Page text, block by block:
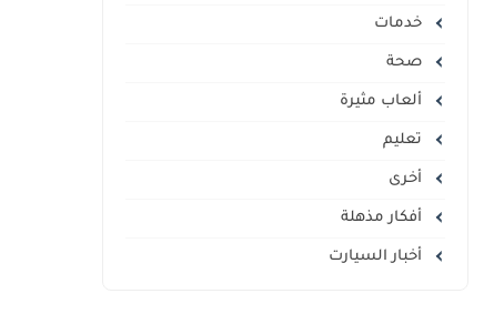
خدمات
صحة
ألعاب مثيرة
تعليم
أخرى
أفكار مذهلة
أخبار السيارت